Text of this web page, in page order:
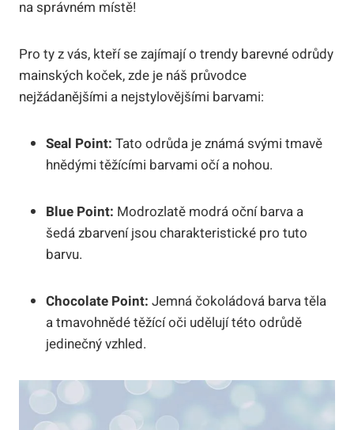
na správném místě!
Pro ty z vás, kteří se zajímají o trendy barevné odrůdy
mainských koček, zde je náš průvodce
nejžádanějšími a nejstylovějšími barvami:
Seal Point: Tato odrůda je známá svými tmavě
hnědými těžícími barvami očí a nohou.
Blue Point: Modrozlatě modrá oční barva a
šedá zbarvení jsou charakteristické pro tuto
barvu.
Chocolate Point: Jemná čokoládová barva těla
a tmavohnědé těžící oči udělují této odrůdě
jedinečný vzhled.